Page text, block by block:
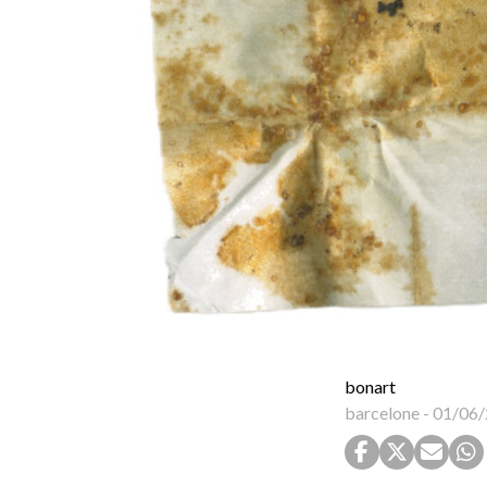
bonart
barcelone- 01/